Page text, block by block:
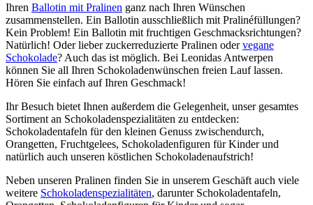
Ihren Ballotin mit Pralinen ganz nach Ihren Wünschen
zusammenstellen. Ein Ballotin ausschließlich mit Pralinéfüllungen?
Kein Problem! Ein Ballotin mit fruchtigen Geschmacksrichtungen?
Natürlich! Oder lieber zuckerreduzierte Pralinen odervegane
Schokolade? Auch das ist möglich. Bei Leonidas Antwerpen
können Sie all Ihren Schokoladenwünschen freien Lauf lassen.
Hören Sie einfach auf Ihren Geschmack!
Ihr Besuch bietet Ihnen außerdem die Gelegenheit, unser gesamtes
Sortiment an Schokoladenspezialitäten zu entdecken:
Schokoladentafeln für den kleinen Genuss zwischendurch,
Orangetten, Fruchtgelees, Schokoladenfiguren für Kinder und
natürlich auch unseren köstlichen Schokoladenaufstrich!
Neben unseren Pralinen finden Sie in unserem Geschäft auch viele
weitere Schokoladenspezialitäten, darunter Schokoladentafeln,